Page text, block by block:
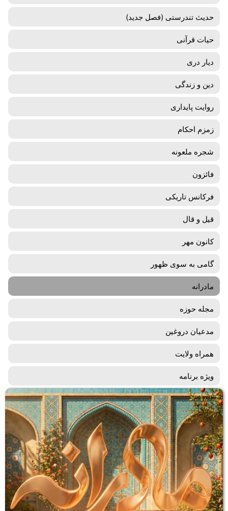
حدیث تندرستی (فصل جدید)
حیات قرآنی
دیار دری
دین و زندگی
روایت پایداری
زمزم احکام
شجره ملعونه
فائزون
فرکانس تاریکی
قیل و قال
کانون مهر
گامی به سوی ظهور
مادرانه
مجله حوزه
مدعیان دروغین
همراه ولایت
ویژه برنامه